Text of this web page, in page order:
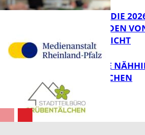
Bildung
JIMPLUS-STUDIE
WOHLBEFINDEN
VERÖFFENTLICHT
KOSTENLOSE
GRÜBENTÄLCHEN